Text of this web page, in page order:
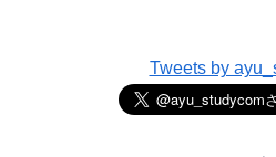
Tweets by